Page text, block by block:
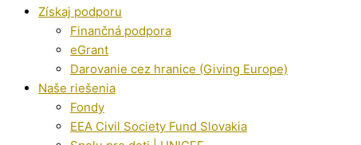
Získaj podporu
Finančná podpora
eGrant
Darovanie cez hranice (Giving Europe)
Naše riešenia
Fondy
EEA Civil Society Fund Slovakia